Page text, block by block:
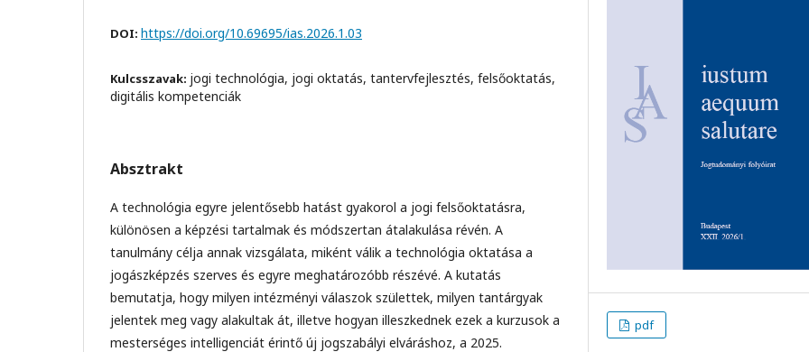
DOI: https://doi.org/10.69695/ias.2026.1.03
Kulcsszavak: jogi technológia, jogi oktatás, tantervfejlesztés, felsőoktatás,
digitális kompetenciák
Absztrakt
A technológia egyre jelentősebb hatást gyakorol a jogi felsőoktatásra,
különösen a képzési tartalmak és módszertan átalakulása révén. A
tanulmány célja annak vizsgálata, miként válik a technológia oktatása a
jogászképzés szerves és egyre meghatározóbb részévé. A kutatás
bemutatja, hogy milyen intézményi válaszok születtek, milyen tantárgyak
jelentek meg vagy alakultak át, illetve hogyan illeszkednek ezek a kurzusok a
mesterséges intelligenciát érintő új jogszabályi elváráshoz, a 2025.
pdf